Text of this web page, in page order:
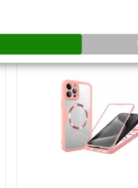
Přidat do košíku